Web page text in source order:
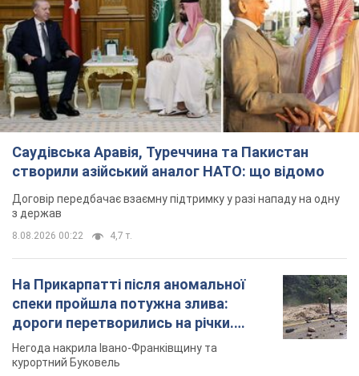
Саудівська Аравія, Туреччина та Пакистан
створили азійський аналог НАТО: що відомо
Договір передбачає взаємну підтримку у разі нападу на одну
з держав
8.08.2026 00:22 4,7 т.
На Прикарпатті після аномальної
спеки пройшла потужна злива:
дороги перетворились на річки.
Відео
Негода накрила Івано-Франківщину та
курортний Буковель